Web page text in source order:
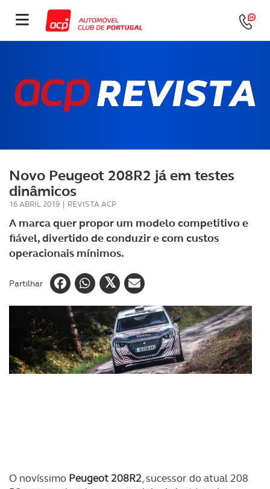
Novo Peugeot 208R2 já em testes
dinâmicos
16 ABRIL 2019 | REVISTA ACP
A marca quer propor um modelo competitivo e
fiável, divertido de conduzir e com custos
operacionais mínimos.
Partilhar
O novíssimo Peugeot 208R2, sucessor do atual 208